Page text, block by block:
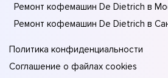
Ремонт кофемашин De Dietrich в
Ремонт кофемашин De Dietrich в
Политика конфиденциальности
Соглашение о файлах cookies